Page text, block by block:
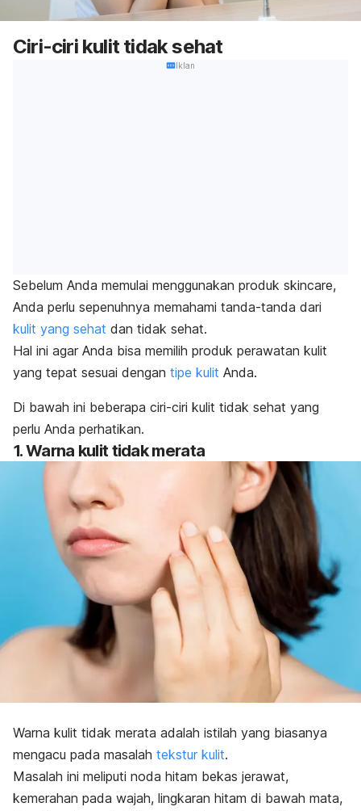
Ciri-ciri kulit tidak sehat
Iklan
Sebelum Anda memulai menggunakan produk skincare,
Anda perlu sepenuhnya memahami tanda-tanda dari
kulit yang sehat dan tidak sehat.
Hal ini agar Anda bisa memilih produk perawatan kulit
yang tepat sesuai dengan tipe kulit Anda.
Di bawah ini beberapa ciri-ciri kulit tidak sehat yang
perlu Anda perhatikan.
1. Warna kulit tidak merata
Warna kulit tidak merata adalah istilah yang biasanya
mengacu pada masalah tekstur kulit.
Masalah ini meliputi noda hitam bekas jerawat,
kemerahan pada wajah, lingkaran hitam di bawah mata,